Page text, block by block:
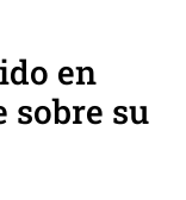
en
sobre su